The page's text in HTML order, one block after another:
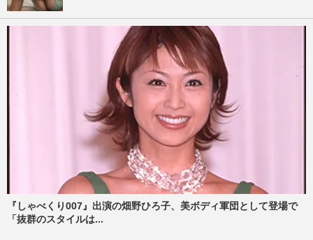
『しゃべくり007』出演の畑野ひろ子、美ボディ軍団として登場で
「抜群のスタイルは...